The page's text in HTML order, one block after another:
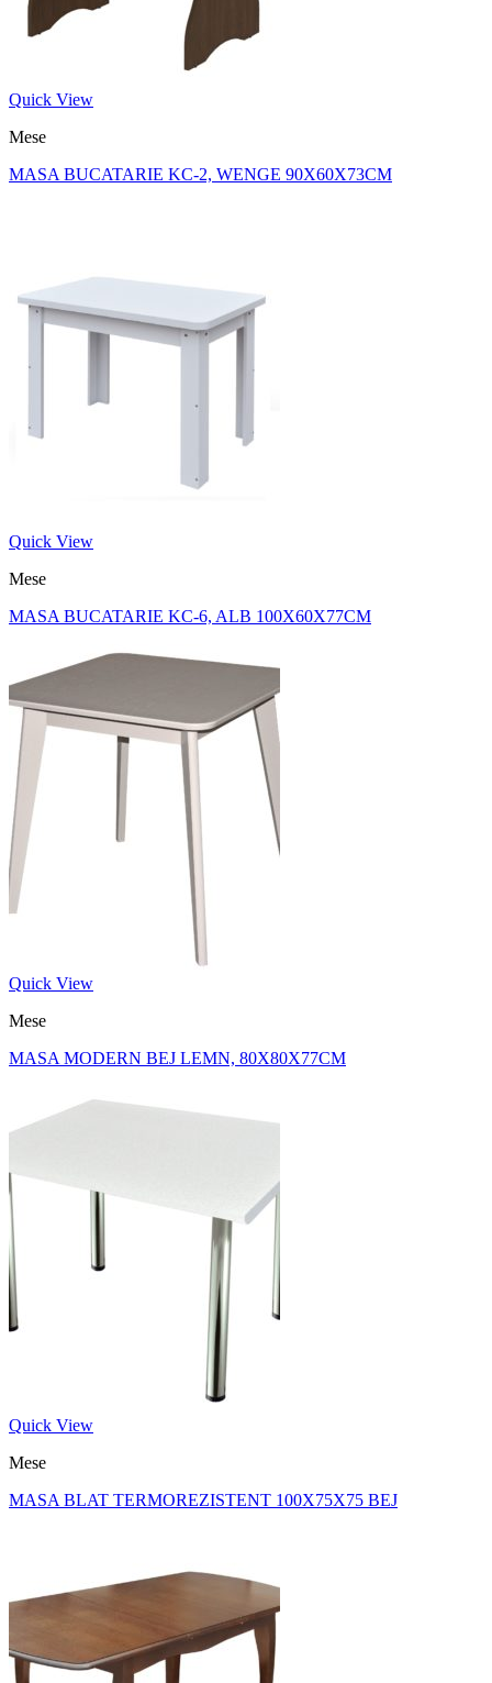
Quick View
Mese
MASA BUCATARIE KC-2, WENGE 90X60X73CM
Quick View
Mese
MASA BUCATARIE KC-6, ALB 100X60X77CM
Quick View
Mese
MASA MODERN BEJ LEMN, 80X80X77CM
Quick View
Mese
MASA BLAT TERMOREZISTENT 100X75X75 BEJ